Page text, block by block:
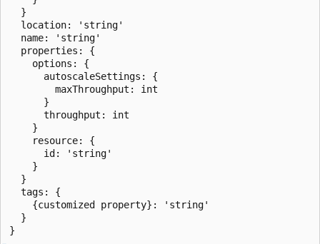
  }
  location: 'string'
  name: 'string'
  properties: {
    options: {
      autoscaleSettings: {
        maxThroughput: int
      }
      throughput: int
    }
    resource: {
      id: 'string'
    }
  }
  tags: {
    {customized property}: 'string'
  }